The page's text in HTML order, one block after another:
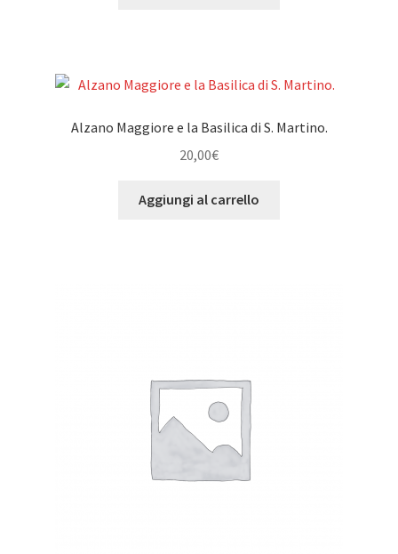
Alzano Maggiore e la Basilica di S. Martino.
20,00€
Aggiungi al carrello